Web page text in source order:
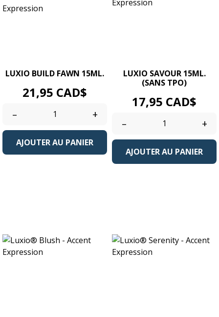
LUXIO BUILD FAWN 15ML.
Prix
21,95 CAD$
– +
AJOUTER AU PANIER
LUXIO SAVOUR 15ML.
(SANS TPO)
Prix
17,95 CAD$
– +
AJOUTER AU PANIER